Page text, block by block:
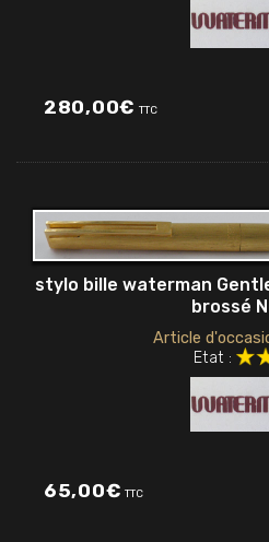
280,00€ TTC
stylo bille waterman
brossé
Article
Etat :
65,00€ TTC